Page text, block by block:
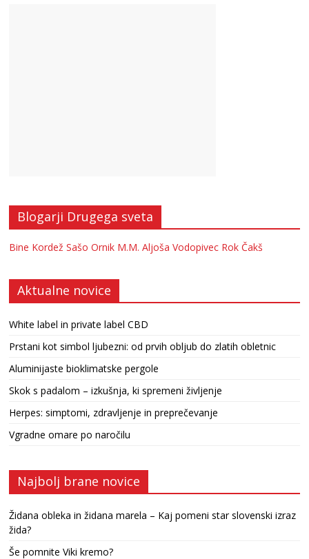
Blogarji Drugega sveta
Bine Kordež Sašo Ornik M.M. Aljoša Vodopivec Rok Čakš
Aktualne novice
White label in private label CBD
Prstani kot simbol ljubezni: od prvih obljub do zlatih obletnic
Aluminijaste bioklimatske pergole
Skok s padalom – izkušnja, ki spremeni življenje
Herpes: simptomi, zdravljenje in preprečevanje
Vgradne omare po naročilu
Najbolj brane novice
Židana obleka in židana marela – Kaj pomeni star slovenski izraz
žida?
Še pomnite Viki kremo?